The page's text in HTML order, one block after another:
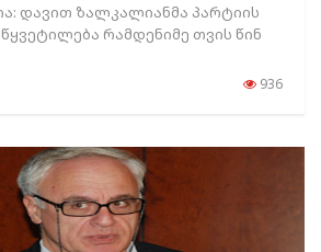
დავით ზალკალიანმა პარტიის
რამდენიმე თვის წინ
936